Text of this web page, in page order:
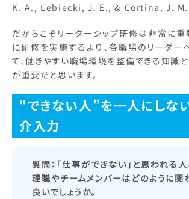
K. A., Lebiecki, J. E., & Cortina, J. M.
だからこそリーダーシップ研修は非常に重
に研修を実施するより、各職場のリーダー
て、働きやすい職場環境を整備できる知識
が重要だと思います。
“できない人”を一人にしな
介入力
質問： 「仕事ができない」と思われる人
理職やチームメンバーはどのように関
良いでしょうか。